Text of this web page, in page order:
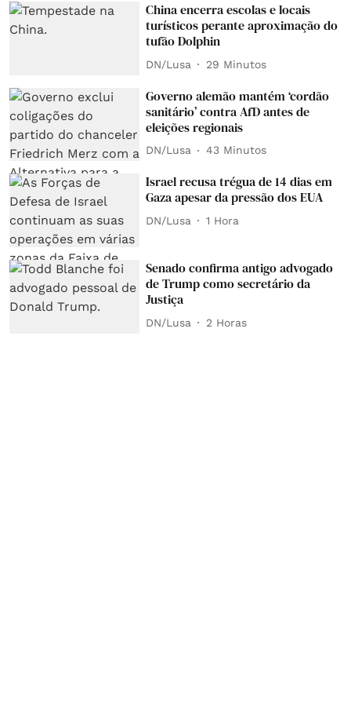
China encerra escolas e locais
turísticos perante aproximação do
tufão Dolphin
DN/Lusa 29 Minutos
Governo alemão mantém ‘cordão
sanitário’ contra AfD antes de
eleições regionais
DN/Lusa 43 Minutos
Israel recusa trégua de 14 dias em
Gaza apesar da pressão dos EUA
DN/Lusa 1 Hora
Senado confirma antigo advogado
de Trump como secretário da
Justiça
DN/Lusa 2 Horas